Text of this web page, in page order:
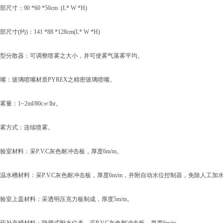
寸：90 *60 *50cm (L* W *H)
寸(约)：141 *88 *128cm(L* W *H)
散器：可调整喷雾之大小，并可使雾气落雾平均。
玻璃喷嘴材质PYREX之精密玻璃喷嘴。
：1~2ml/80c㎡lhr。
式：连续喷雾。
材料：采P.V.C灰色耐冲击板，厚度6m/m。
槽材料：采P.V.C灰色耐冲击板，厚度6m/m，并附自动水位控制器，免除人工加水
上盖材料：采透明压克力板制成，厚度5m/m。